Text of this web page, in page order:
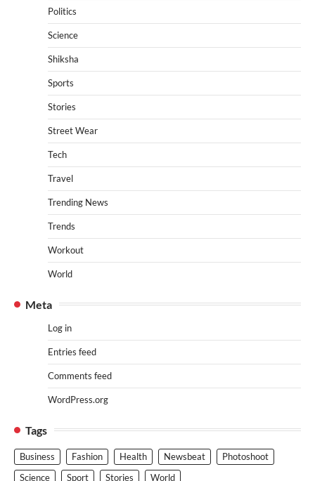
Politics
Science
Shiksha
Sports
Stories
Street Wear
Tech
Travel
Trending News
Trends
Workout
World
Meta
Log in
Entries feed
Comments feed
WordPress.org
Tags
Business Fashion Health Newsbeat
Photoshoot
Science
Sport Stories World